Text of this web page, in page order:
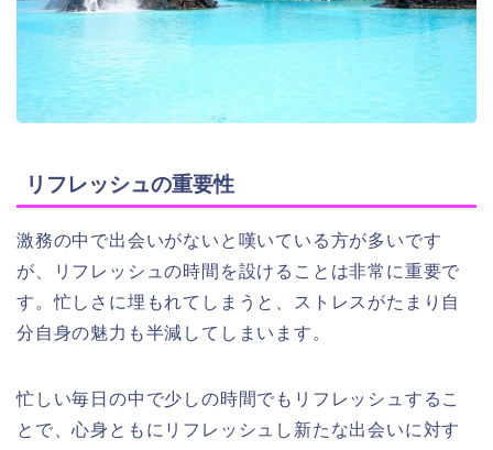
リフレッシュの重要性
激務の中で出会いがないと嘆いている方が多いです
が、リフレッシュの時間を設けることは非常に重要で
す。忙しさに埋もれてしまうと、ストレスがたまり自
分自身の魅力も半減してしまいます。
忙しい毎日の中で少しの時間でもリフレッシュするこ
とで、心身ともにリフレッシュし新たな出会いに対す